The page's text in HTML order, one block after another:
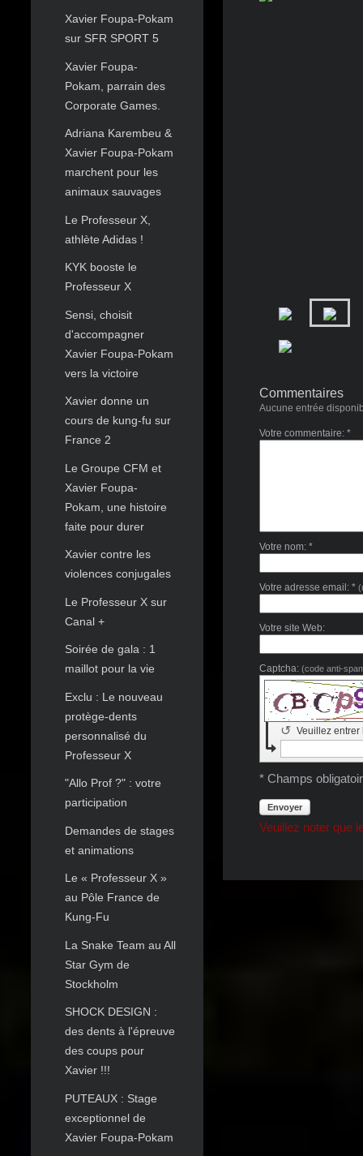
Commentaires
Aucune entrée
Votre commentaire: *
Votre nom: *
Votre adresse email: *
Votre site Web:
Captcha: (code anti-
Veuillez entrer
↺
* Champs
Envoyer
Veuillez noter que
Xavier Foupa-Pokam
sur SFR SPORT 5
Xavier Foupa-
Pokam, parrain des
Corporate Games.
Adriana Karembeu &
Xavier Foupa-Pokam
marchent pour les
animaux sauvages
Le Professeur X,
athlète Adidas !
KYK booste le
Professeur X
Sensi, choisit
d'accompagner
Xavier Foupa-Pokam
vers la victoire
Xavier donne un
cours de kung-fu sur
France 2
Le Groupe CFM et
Xavier Foupa-
Pokam, une histoire
faite pour durer
Xavier contre les
violences conjugales
Le Professeur X sur
Canal +
Soirée de gala : 1
maillot pour la vie
Exclu : Le nouveau
protège-dents
personnalisé du
Professeur X
"Allo Prof ?" : votre
participation
Demandes de stages
et animations
Le « Professeur X »
au Pôle France de
Kung-Fu
La Snake Team au All
Star Gym de
Stockholm
SHOCK DESIGN :
des dents à l'épreuve
des coups pour
Xavier !!!
PUTEAUX : Stage
exceptionnel de
Xavier Foupa-Pokam